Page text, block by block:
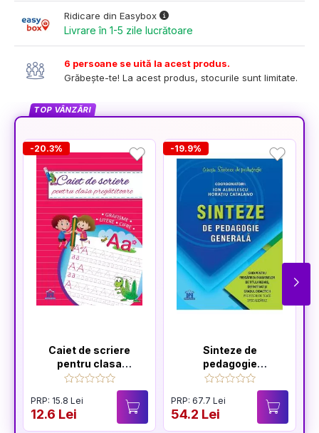
Ridicare din Easybox
Livrare în 1-5 zile lucrătoare
6 persoane se uită la acest produs.
Grăbește-te! La acest produs, stocurile sunt limitate.
TOP VÂNZĂRI
-20.3%
Caiet de scriere
pentru clasa
pregatitoare
PRP: 15.8 Lei
12.6 Lei
-19.9%
Sinteze de
pedagogie
generală: Ghid
pentru pregătirea
examenelor de
titularizare,
PRP: 67.7 Lei
54.2 Lei